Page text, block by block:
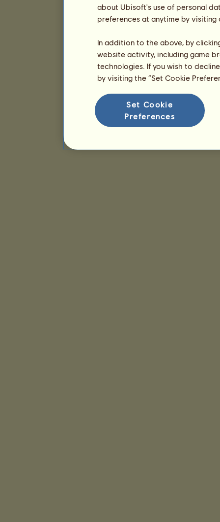
about Ubisoft's use of personal
preferences at anytime by
In addition to the above, by
website activity, including game
technologies. If you wish to
by visiting the “Set Cookie
Set Cookie
Preferences